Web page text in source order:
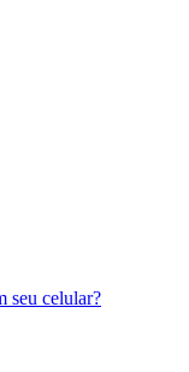
seu celular?